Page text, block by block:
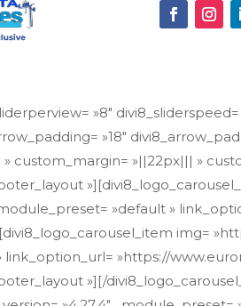
»8″
»18″
» custom_margin= »||22px||| »
»default »
img=
link_option_url= »https://
»][/